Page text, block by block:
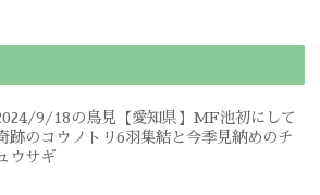
9/18の鳥見【愛知県】MF池初にして
跡のコウノトリ6羽集結と今季見納めのチ
ウサギ